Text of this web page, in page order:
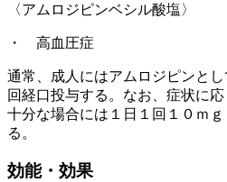
〈アムロジピンベシル酸塩〉
・ 高血圧症
通常、成人にはアムロジピンと
回経口投与する。なお、症状に
十分な場合には１日１回１０ｍ
る。
効能・効果